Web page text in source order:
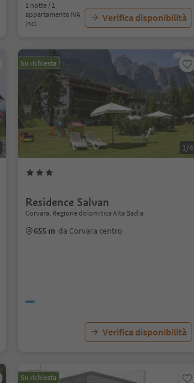
1 notte / 1
appartamento IVA
incl.
Verifica disponibilità
Su richiesta
1/4
Residence Salvan
Corvara, Regione dolomitica Alta Badia
655 m da Corvara centro
Verifica disponibilità
Su richiesta